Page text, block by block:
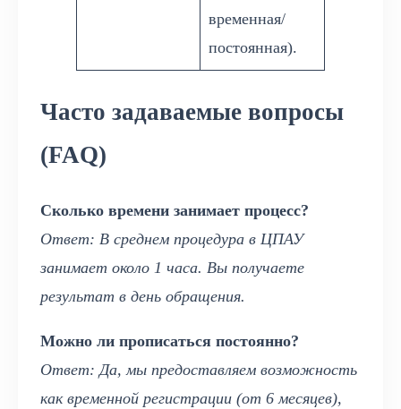
временная/
постоянная).
Часто задаваемые вопросы
(FAQ)
Сколько времени занимает процесс?
Ответ: В среднем процедура в ЦПАУ
занимает около 1 часа. Вы получаете
результат в день обращения.
Можно ли прописаться постоянно?
Ответ: Да, мы предоставляем возможность
как временной регистрации (от 6 месяцев),